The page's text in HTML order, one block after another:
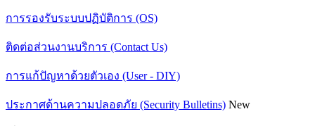
การรองรับระบบปฏิบัติการ (OS)
ติดต่อส่วนงานบริการ (Contact Us)
การแก้ปัญหาด้วยตัวเอง (User - DIY)
ประกาศด้านความปลอดภัย (Security Bulletins) New